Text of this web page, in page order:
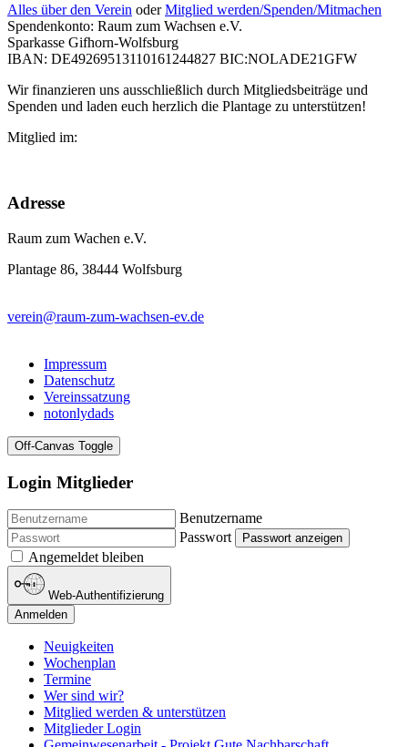
Alles über den Verein oderMitglied werden/Spenden/Mitmachen
Spendenkonto: Raum zum Wachsen e.V.
Sparkasse Gifhorn-Wolfsburg
IBAN: DE49269513110161244827 BIC:NOLADE21GFW
Wir finanzieren uns ausschließlich durch Mitgliedsbeiträge und
Spenden und laden euch herzlich die Plantage zu unterstützen!
Mitglied im:
Adresse
Raum zum Wachen e.V.
Plantage 86, 38444 Wolfsburg
verein@raum-zum-wachsen-ev.de
Impressum
Datenschutz
Vereinssatzung
notonlydads
Off-Canvas Toggle
Login Mitglieder
Benutzername
Passwort
Passwort anzeigen
Angemeldet bleiben
Web-Authentifizierung
Anmelden
Neuigkeiten
Wochenplan
Termine
Wer sind wir?
Mitglied werden & unterstützen
Mitglieder Login